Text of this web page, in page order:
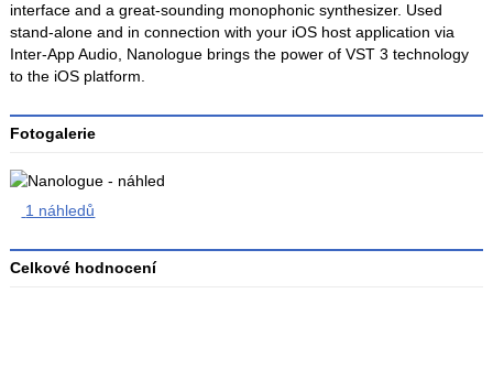
interface and a great-sounding monophonic synthesizer. Used
stand-alone and in connection with your iOS host application via
Inter-App Audio, Nanologue brings the power of VST 3 technology
to the iOS platform.
Fotogalerie
1 náhledů
Celkové hodnocení